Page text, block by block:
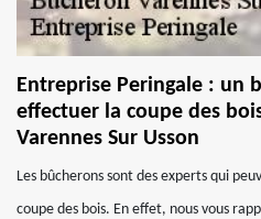
Entreprise Peringale : un
effectuer la coupe des
Varennes Sur Usson
Les bûcherons sont des experts qui
coupe des bois. En effet, nous vous